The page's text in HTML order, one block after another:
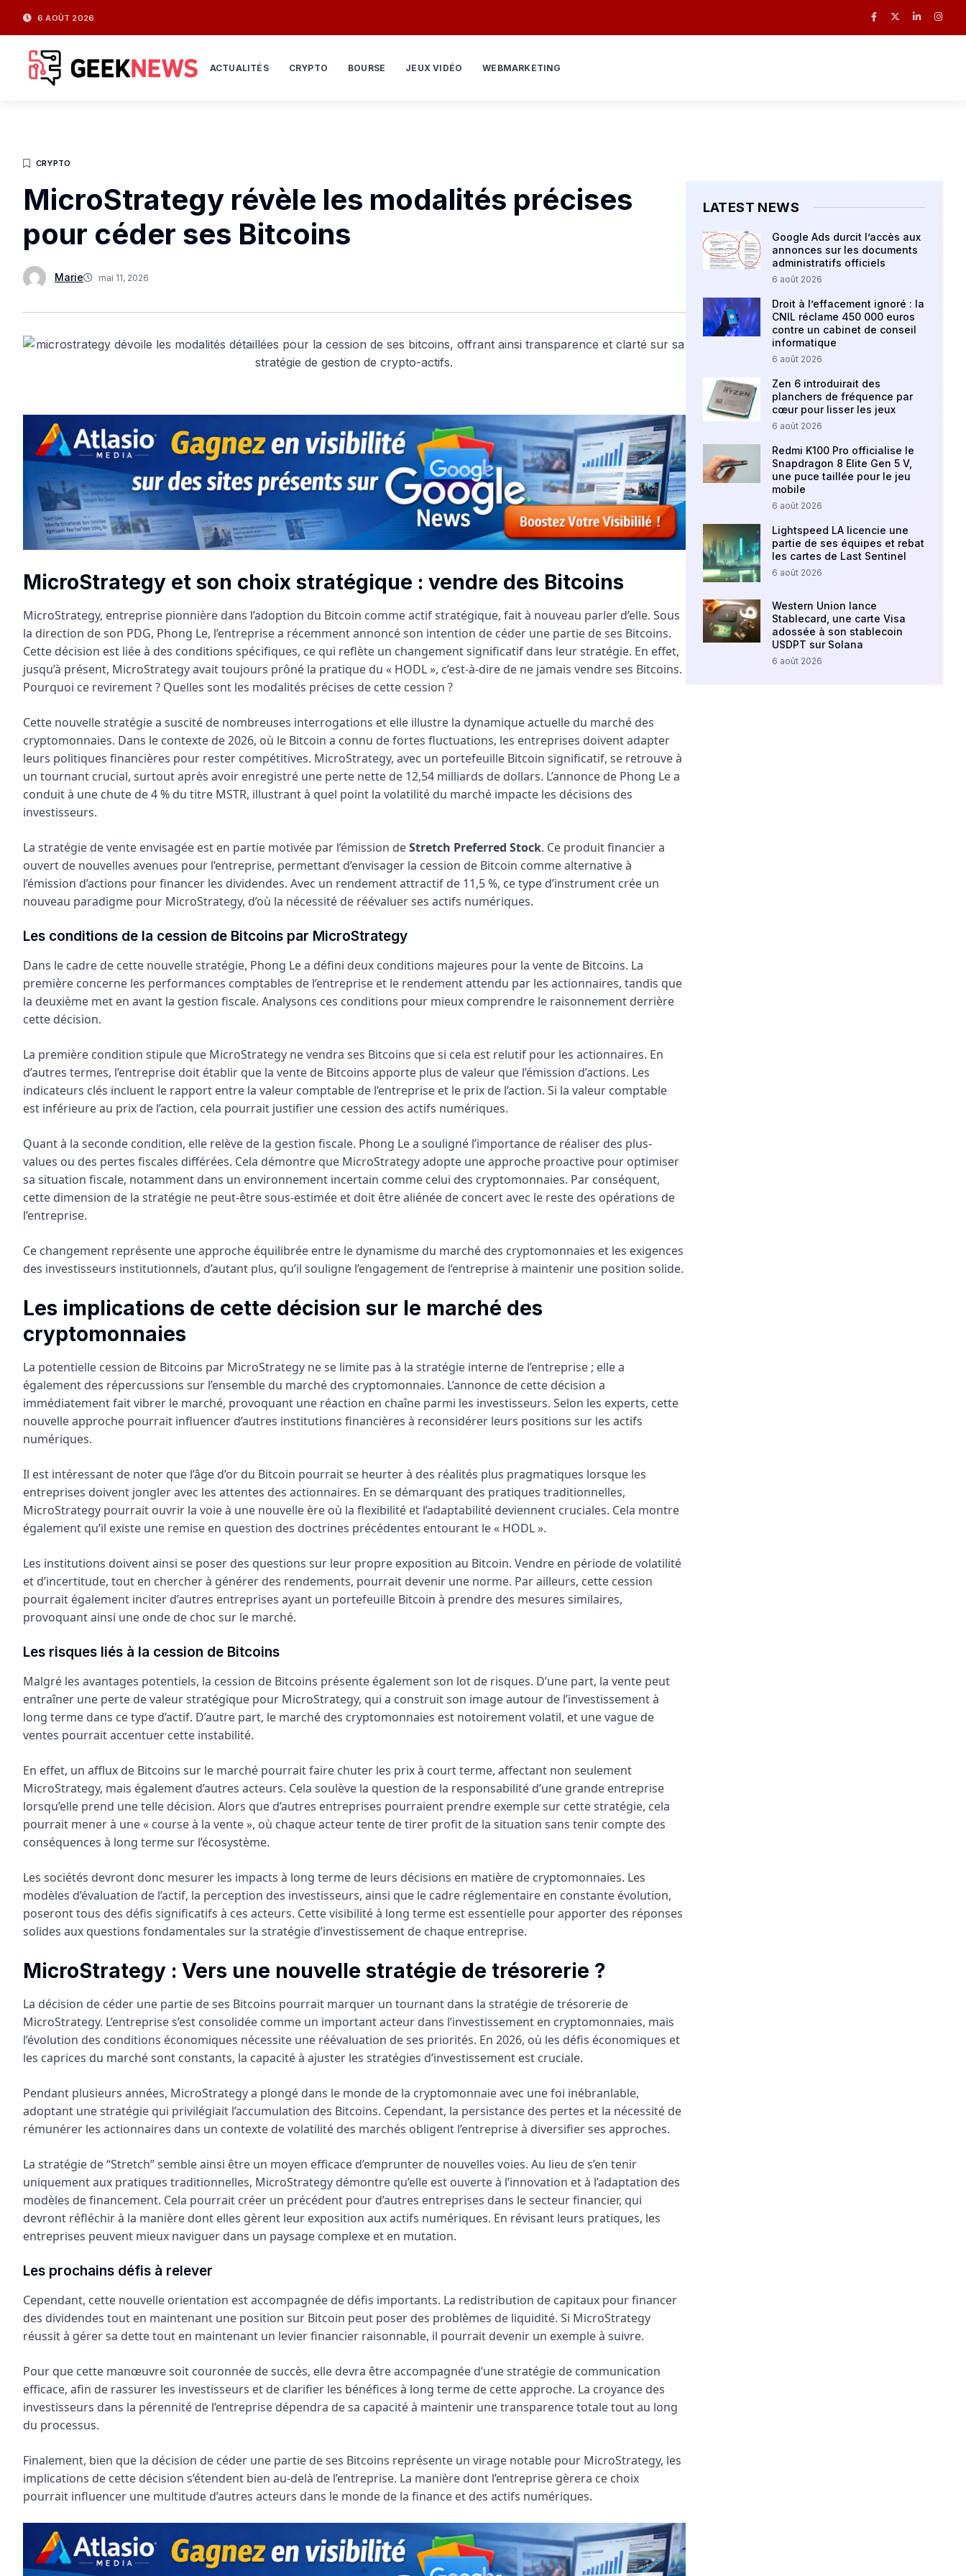
6 AOÛT 2026
ACTUALITÉS CRYPTO BOURSE JEUX VIDÉO WEBMARKETING
CRYPTO
MicroStrategy révèle les modalités précises
pour céder ses Bitcoins
Marie mai 11, 2026
MicroStrategy et son choix stratégique : vendre des Bitcoins
MicroStrategy, entreprise pionnière dans l’adoption du Bitcoin comme actif stratégique, fait à nouveau parler d’elle. Sous
la direction de son PDG, Phong Le, l’entreprise a récemment annoncé son intention de céder une partie de ses Bitcoins.
Cette décision est liée à des conditions spécifiques, ce qui reflète un changement significatif dans leur stratégie. En effet,
jusqu’à présent, MicroStrategy avait toujours prôné la pratique du « HODL », c’est-à-dire de ne jamais vendre ses Bitcoins.
Pourquoi ce revirement ? Quelles sont les modalités précises de cette cession ?
Cette nouvelle stratégie a suscité de nombreuses interrogations et elle illustre la dynamique actuelle du marché des
cryptomonnaies. Dans le contexte de 2026, où le Bitcoin a connu de fortes fluctuations, les entreprises doivent adapter
leurs politiques financières pour rester compétitives. MicroStrategy, avec un portefeuille Bitcoin significatif, se retrouve à
un tournant crucial, surtout après avoir enregistré une perte nette de 12,54 milliards de dollars. L’annonce de Phong Le a
conduit à une chute de 4 % du titre MSTR, illustrant à quel point la volatilité du marché impacte les décisions des
investisseurs.
La stratégie de vente envisagée est en partie motivée par l’émission deStretch Preferred Stock. Ce produit financier a
ouvert de nouvelles avenues pour l’entreprise, permettant d’envisager la cession de Bitcoin comme alternative à
l’émission d’actions pour financer les dividendes. Avec un rendement attractif de 11,5 %, ce type d’instrument crée un
nouveau paradigme pour MicroStrategy, d’où la nécessité de réévaluer ses actifs numériques.
Les conditions de la cession de Bitcoins par MicroStrategy
Dans le cadre de cette nouvelle stratégie, Phong Le a défini deux conditions majeures pour la vente de Bitcoins. La
première concerne les performances comptables de l’entreprise et le rendement attendu par les actionnaires, tandis que
la deuxième met en avant la gestion fiscale. Analysons ces conditions pour mieux comprendre le raisonnement derrière
cette décision.
La première condition stipule que MicroStrategy ne vendra ses Bitcoins que si cela est relutif pour les actionnaires. En
d’autres termes, l’entreprise doit établir que la vente de Bitcoins apporte plus de valeur que l’émission d’actions. Les
indicateurs clés incluent le rapport entre la valeur comptable de l’entreprise et le prix de l’action. Si la valeur comptable
est inférieure au prix de l’action, cela pourrait justifier une cession des actifs numériques.
Quant à la seconde condition, elle relève de la gestion fiscale. Phong Le a souligné l’importance de réaliser des plus-
values ou des pertes fiscales différées. Cela démontre que MicroStrategy adopte une approche proactive pour optimiser
sa situation fiscale, notamment dans un environnement incertain comme celui des cryptomonnaies. Par conséquent,
cette dimension de la stratégie ne peut-être sous-estimée et doit être aliénée de concert avec le reste des opérations de
l’entreprise.
Ce changement représente une approche équilibrée entre le dynamisme du marché des cryptomonnaies et les exigences
des investisseurs institutionnels, d’autant plus, qu’il souligne l’engagement de l’entreprise à maintenir une position solide.
Les implications de cette décision sur le marché des
cryptomonnaies
La potentielle cession de Bitcoins par MicroStrategy ne se limite pas à la stratégie interne de l’entreprise ; elle a
également des répercussions sur l’ensemble du marché des cryptomonnaies. L’annonce de cette décision a
immédiatement fait vibrer le marché, provoquant une réaction en chaîne parmi les investisseurs. Selon les experts, cette
nouvelle approche pourrait influencer d’autres institutions financières à reconsidérer leurs positions sur les actifs
numériques.
Il est intéressant de noter que l’âge d’or du Bitcoin pourrait se heurter à des réalités plus pragmatiques lorsque les
entreprises doivent jongler avec les attentes des actionnaires. En se démarquant des pratiques traditionnelles,
MicroStrategy pourrait ouvrir la voie à une nouvelle ère où la flexibilité et l’adaptabilité deviennent cruciales. Cela montre
également qu’il existe une remise en question des doctrines précédentes entourant le « HODL ».
Les institutions doivent ainsi se poser des questions sur leur propre exposition au Bitcoin. Vendre en période de volatilité
et d’incertitude, tout en chercher à générer des rendements, pourrait devenir une norme. Par ailleurs, cette cession
pourrait également inciter d’autres entreprises ayant un portefeuille Bitcoin à prendre des mesures similaires,
provoquant ainsi une onde de choc sur le marché.
Les risques liés à la cession de Bitcoins
Malgré les avantages potentiels, la cession de Bitcoins présente également son lot de risques. D’une part, la vente peut
entraîner une perte de valeur stratégique pour MicroStrategy, qui a construit son image autour de l’investissement à
long terme dans ce type d’actif. D’autre part, le marché des cryptomonnaies est notoirement volatil, et une vague de
ventes pourrait accentuer cette instabilité.
En effet, un afflux de Bitcoins sur le marché pourrait faire chuter les prix à court terme, affectant non seulement
MicroStrategy, mais également d’autres acteurs. Cela soulève la question de la responsabilité d’une grande entreprise
lorsqu’elle prend une telle décision. Alors que d’autres entreprises pourraient prendre exemple sur cette stratégie, cela
pourrait mener à une « course à la vente », où chaque acteur tente de tirer profit de la situation sans tenir compte des
conséquences à long terme sur l’écosystème.
Les sociétés devront donc mesurer les impacts à long terme de leurs décisions en matière de cryptomonnaies. Les
modèles d’évaluation de l’actif, la perception des investisseurs, ainsi que le cadre réglementaire en constante évolution,
poseront tous des défis significatifs à ces acteurs. Cette visibilité à long terme est essentielle pour apporter des réponses
solides aux questions fondamentales sur la stratégie d’investissement de chaque entreprise.
MicroStrategy : Vers une nouvelle stratégie de trésorerie ?
La décision de céder une partie de ses Bitcoins pourrait marquer un tournant dans la stratégie de trésorerie de
MicroStrategy. L’entreprise s’est consolidée comme un important acteur dans l’investissement en cryptomonnaies, mais
l’évolution des conditions économiques nécessite une réévaluation de ses priorités. En 2026, où les défis économiques et
les caprices du marché sont constants, la capacité à ajuster les stratégies d’investissement est cruciale.
Pendant plusieurs années, MicroStrategy a plongé dans le monde de la cryptomonnaie avec une foi inébranlable,
adoptant une stratégie qui privilégiait l’accumulation des Bitcoins. Cependant, la persistance des pertes et la nécessité de
rémunérer les actionnaires dans un contexte de volatilité des marchés obligent l’entreprise à diversifier ses approches.
La stratégie de “Stretch” semble ainsi être un moyen efficace d’emprunter de nouvelles voies. Au lieu de s’en tenir
uniquement aux pratiques traditionnelles, MicroStrategy démontre qu’elle est ouverte à l’innovation et à l’adaptation des
modèles de financement. Cela pourrait créer un précédent pour d’autres entreprises dans le secteur financier, qui
devront réfléchir à la manière dont elles gèrent leur exposition aux actifs numériques. En révisant leurs pratiques, les
entreprises peuvent mieux naviguer dans un paysage complexe et en mutation.
Les prochains défis à relever
Cependant, cette nouvelle orientation est accompagnée de défis importants. La redistribution de capitaux pour financer
des dividendes tout en maintenant une position sur Bitcoin peut poser des problèmes de liquidité. Si MicroStrategy
réussit à gérer sa dette tout en maintenant un levier financier raisonnable, il pourrait devenir un exemple à suivre.
Pour que cette manœuvre soit couronnée de succès, elle devra être accompagnée d’une stratégie de communication
efficace, afin de rassurer les investisseurs et de clarifier les bénéfices à long terme de cette approche. La croyance des
investisseurs dans la pérennité de l’entreprise dépendra de sa capacité à maintenir une transparence totale tout au long
du processus.
Finalement, bien que la décision de céder une partie de ses Bitcoins représente un virage notable pour MicroStrategy, les
implications de cette décision s’étendent bien au-delà de l’entreprise. La manière dont l’entreprise gèrera ce choix
pourrait influencer une multitude d’autres acteurs dans le monde de la finance et des actifs numériques.
LATEST NEWS
Google Ads durcit l’accès aux
annonces sur les documents
administratifs officiels
6 août 2026
Droit à l’effacement ignoré : la
CNIL réclame 450 000 euros
contre un cabinet de conseil
informatique
6 août 2026
Zen 6 introduirait des
planchers de fréquence par
cœur pour lisser les jeux
6 août 2026
Redmi K100 Pro officialise le
Snapdragon 8 Elite Gen 5 V,
une puce taillée pour le jeu
mobile
6 août 2026
Lightspeed LA licencie une
partie de ses équipes et rebat
les cartes de Last Sentinel
6 août 2026
Western Union lance
Stablecard, une carte Visa
adossée à son stablecoin
USDPT sur Solana
6 août 2026